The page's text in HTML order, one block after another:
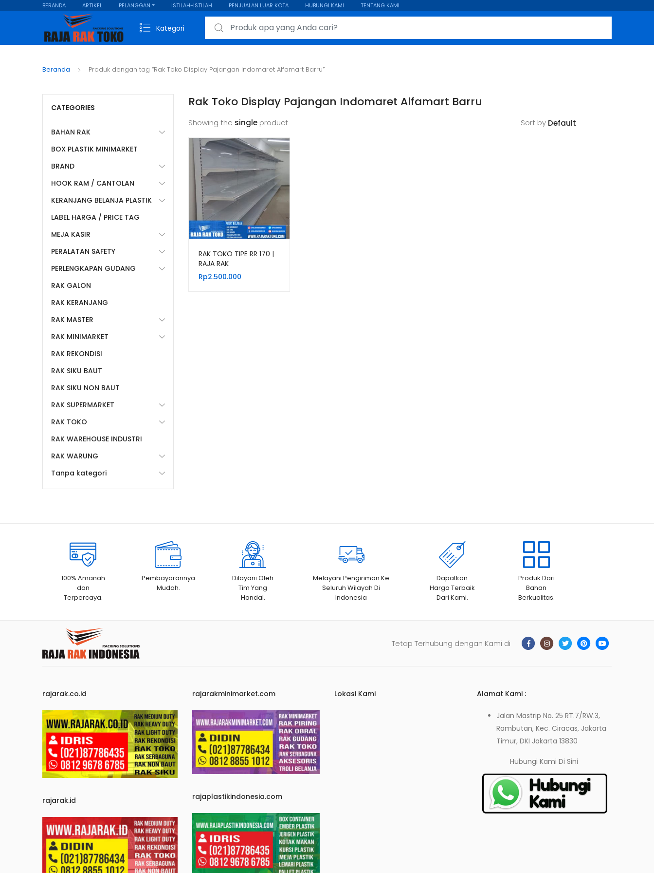
BERANDA ARTIKEL PELANGGAN ISTILAH-ISTILAH PENJUALAN LUAR KOTA HUBUNGI KAMI TENTANG KAMI
Kategori
Search for:
Beranda Produk dengan tag “Rak Toko Display Pajangan Indomaret Alfamart Barru”
Rak Toko Display Pajangan Indomaret Alfamart Barru
Showing the single product Sort by
RAK TOKO TIPE RR 170 |
RAJA RAK
Rp2.500.000
CATEGORIES
BAHAN RAK
BOX PLASTIK MINIMARKET
BRAND
HOOK RAM / CANTOLAN
KERANJANG BELANJA PLASTIK
LABEL HARGA / PRICE TAG
MEJA KASIR
PERALATAN SAFETY
PERLENGKAPAN GUDANG
RAK GALON
RAK KERANJANG
RAK MASTER
RAK MINIMARKET
RAK REKONDISI
RAK SIKU BAUT
RAK SIKU NON BAUT
RAK SUPERMARKET
RAK TOKO
RAK WAREHOUSE INDUSTRI
RAK WARUNG
Tanpa kategori
100% Amanah
dan
Terpercaya.
Pembayarannya
Mudah.
Dilayani Oleh
Tim Yang
Handal.
Melayani Pengiriman Ke
Seluruh Wilayah Di
Indonesia
Dapatkan
Harga Terbaik
Dari Kami.
Produk Dari
Bahan
Berkualitas.
Tetap Terhubung dengan Kami di
rajarak.co.id
rajarak.id
rajarakminimarket.com
rajaplastikindonesia.com
Lokasi Kami Alamat Kami :
Jalan Mastrip No. 25 RT.7/RW.3,
Rambutan, Kec. Ciracas, Jakarta
Timur, DKI Jakarta 13830
Hubungi KamiDi Sini